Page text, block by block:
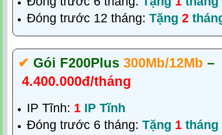
Đóng trước 12 tháng: Tặng 2
✔‎ Gói F200Plus 300Mb/12Mb –
4.400.000đ/tháng
IP Tĩnh: 1 IP Tĩnh
Đóng trước 6 tháng: Tặng 1 tháng